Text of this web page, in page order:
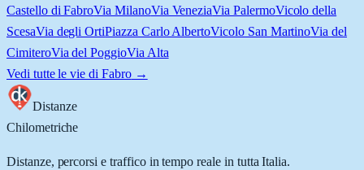
Castello di FabroVia MilanoVia VeneziaVia PalermoVicolo della
ScesaVia degli OrtiPiazza Carlo AlbertoVicolo San MartinoVia del
CimiteroVia del PoggioVia Alta
Vedi tutte le vie di Fabro→
Distanze
Chilometriche
Distanze, percorsi e traffico in tempo reale in tutta Italia.